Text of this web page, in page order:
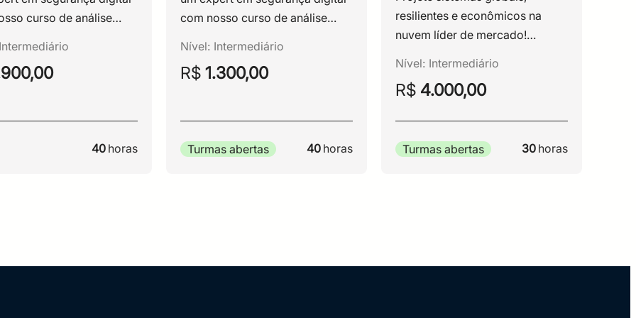
curso de análise
Intermediário
40 horas
com nosso curso de análise
Nível: Intermediário
R$ 1.300,00
Turmas abertas 40 horas
resilientes e econômicos na
nuvem líder de mercado!
Aprenda a desenhar redes,
custos, tudo alinhado ao AWS
Nível: Intermediário
R$ 4.000,00
Turmas abertas 30 horas